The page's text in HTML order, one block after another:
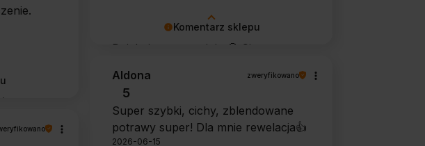
Komentarz sklepu
Dziękujemy za opinię 🙂 Cieszymy
potwierdził swoją skuteczność.
Aldona zweryfikowano
5
Super szybki, cichy, zblendowane
potrawy super! Dla mnie rewelacja👍️
2026-06-15